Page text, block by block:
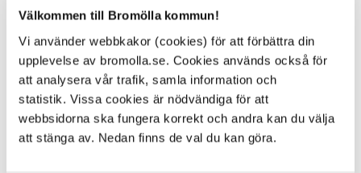
Välkommen till Bromölla kommun!
Vi använder webbkakor (cookies) för att förbättra din
upplevelse av bromolla.se. Cookies används också för
att analysera vår trafik, samla information och
statistik. Vissa cookies är nödvändiga för att
webbsidorna ska fungera korrekt och andra kan du välja
att stänga av. Nedan finns de val du kan göra.
Alla platser